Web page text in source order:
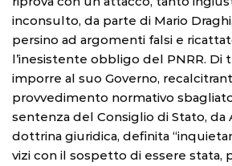
inconsulto, da parte di Mario
persino ad argomenti falsi e
l’inesistente obbligo del PNRR.
imporre al suo Governo,
provvedimento normativo
sentenza del Consiglio di Stato, da
dottrina giuridica, definita
vizi con il sospetto di essere stata,